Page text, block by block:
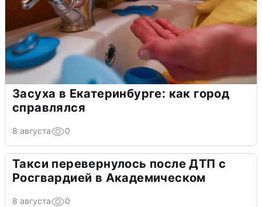
Засуха в Екатеринбурге: как город
справлялся
8 августа 0
Такси перевернулось после ДТП с
Росгвардией в Академическом
8 августа 0